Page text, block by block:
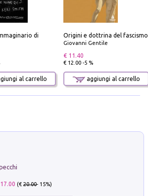
di
al carrello
Origini e dottrina del fascismo
Giovanni Gentile
€ 11.40
€ 12.00 -5 %
aggiungi al carrello
(€20.00- 15%)